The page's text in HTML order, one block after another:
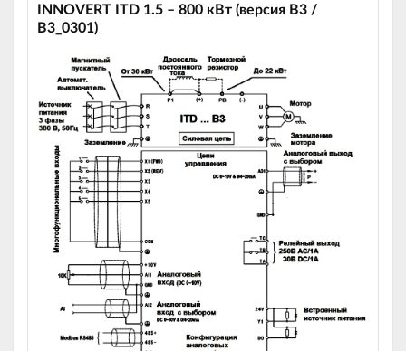
INNOVERT ITD 1.5 – 800 кВт (версия B3 /
В3_0301)